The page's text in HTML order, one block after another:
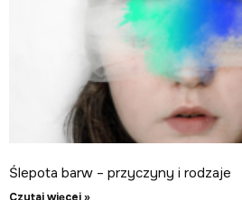
Ślepota barw – przyczyny i rodzaje
Czytaj więcej »